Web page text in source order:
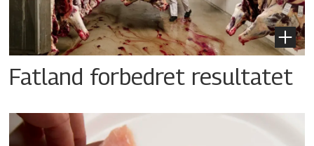
Fatland forbedret resultatet